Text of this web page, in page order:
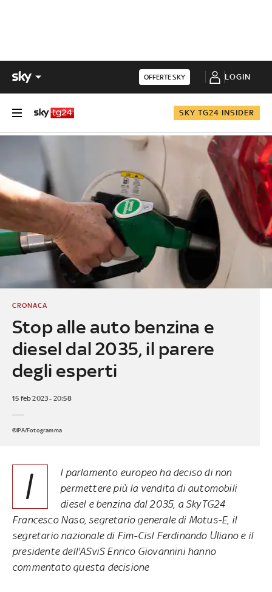
OFFERTE SKY LOGIN
SKY TG24 INSIDER
Stop alle auto benzina e
diesel dal 2035, il parere
degli esperti
CRONACA
15 feb 2023 - 20:58
©IPA/Fotogramma
I
l parlamento europeo ha deciso di non
permettere più la vendita di automobili
diesel e benzina dal 2035, a SkyTG24
Francesco Naso, segretario generale di Motus-E, il
segretario nazionale di Fim-Cisl Ferdinando Uliano e il
presidente dell'ASviS Enrico Giovannini hanno
commentato questa decisione